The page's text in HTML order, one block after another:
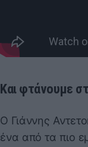
Και φτάνουμε
Ο Γιάννης
ένα από τα πιο